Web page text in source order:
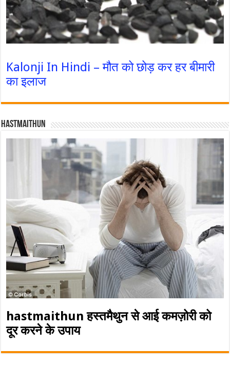
Kalonji In Hindi – मौत को छोड़ कर हर बीमारी
का इलाज
Hastmaithun
hastmaithun हस्तमैथुन से आई कमज़ोरी को
दूर करने के उपाय